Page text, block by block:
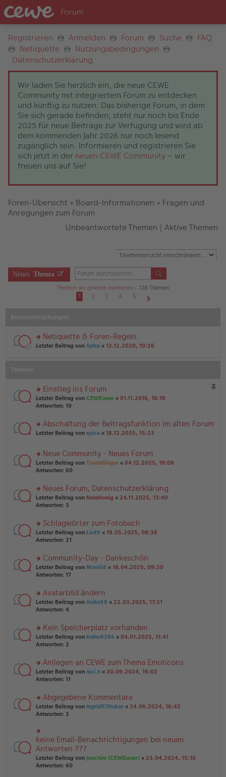
Registrieren Anmelden Forum Suche
FAQ
Netiquette
Nutzungsbedingungen
Datenschutzerklärung
Wir laden Sie herzlich ein, die neue CEWE
Community mit integriertem Forum zu entdecken
und künftig zu nutzen. Das bisherige Forum, in dem
Sie sich gerade befinden, steht nur noch bis Ende
2025 für neue Beiträge zur Verfügung und wird ab
dem kommenden Jahr 2026 nur noch lesend
zugänglich sein. Informieren und registrieren Sie
sich jetzt in der neuen CEWE Community – wir
freuen uns auf Sie!
Foren-Übersicht » Board-Informationen » Fragen und
Anregungen zum Forum
Unbeantwortete Themen | Aktive Themen
Neues Thema
Themen als gelesen markieren • 128 Themen
1
2 3 4
5
rs
el
es
e
er
B
ei
a
g
Netiquette & Foren-Regeln
Letzter Beitrag von Sylke « 13.12.2020, 10:26
rs
te
n
g
es
e
n
er
ei
tr
a
Einstieg ins Forum
Letzter Beitrag von CEWEianer « 01.11.2016, 16:19
Antworten: 10
rs
u
n
g
es
e
n
er
ei
tr
a
Abschaltung der Beitragsfunktion im alten Forum
Letzter Beitrag von spica « 18.12.2025, 15:23
rs
te
n
g
el
e
n
er
tr
a
g
Neue Community - Neues Forum
Letzter Beitrag von Traumfänger « 04.12.2025, 19:08
Antworten: 60
rs
te
n
g
el
e
n
er
tr
a
g
Neues Forum, Datenschutzerklärung
Letzter Beitrag von NeleHonig « 24.11.2025, 13:40
Antworten: 3
rs
te
n
g
el
e
n
er
tr
a
g
Schlagwörter zum Fotobuch
Letzter Beitrag von Lis49 « 19.05.2025, 08:36
Antworten: 21
rs
te
n
g
el
e
n
er
tr
a
g
Community-Day - Dankeschön
Letzter Beitrag von Moni58 « 18.04.2025, 09:30
Antworten: 17
rs
te
n
g
el
e
n
er
tr
a
g
Avatarbild ändern
Letzter Beitrag von Anika58 « 22.03.2025, 17:31
Antworten: 4
rs
te
n
g
el
e
n
er
tr
a
g
Kein Speicherplatz vorhanden
Letzter Beitrag von KeVer8386 « 04.01.2025, 11:41
Antworten: 2
rs
te
n
g
el
e
n
er
B
ei
tr
Anliegen an CEWE zum Thema Emoticons
Letzter Beitrag von nici.h « 30.09.2024, 16:02
Antworten: 11
rs
te
u
n
g
el
es
e
Abgegebene Kommentare
Letzter Beitrag von Ingrid57Huber « 24.06.2024, 16:42
Antworten: 2
rs
te
r
u
n
keine Email-Benachrichtigungen bei neuen
Antworten ???
Letzter Beitrag von Joachim (CEWEianer) « 23.04.2024, 15:10
Antworten: 60